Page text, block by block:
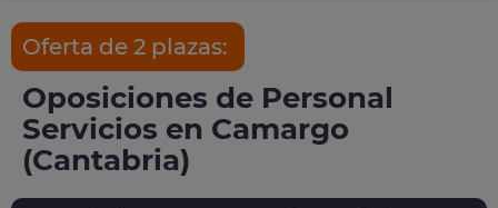
Oferta de 2 plazas:
Oposiciones de Personal
Servicios en Camargo
(Cantabria)